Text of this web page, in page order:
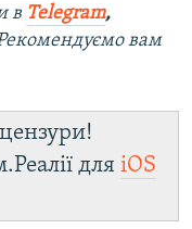
в Telegram,
вам
для iOS